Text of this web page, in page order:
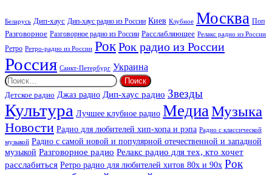
Беларусь Дип-хаус Дип-хаус радио из России Киев Клубное Москва Поп
Разговорное Разговорное радио из России Расслабляющее Релакс радио из России
Ретро Ретро-радио из России РокРок радио из России
Россия Санкт-Петербург Украина
Найти:
Детское радио Джаз радио Дип-хаус радио Звезды
Культура Лучшее клубное радио МедиаМузыка
Новости Радио для любителей хип-хопа и рэпа Радио с классической
музыкой Радио с самой новой и популярной отечественной и западной
музыкой Разговорное радио Релакс радио для тех, кто хочет
расслабиться Ретро радио для любителей хитов 80х и 90х Рок